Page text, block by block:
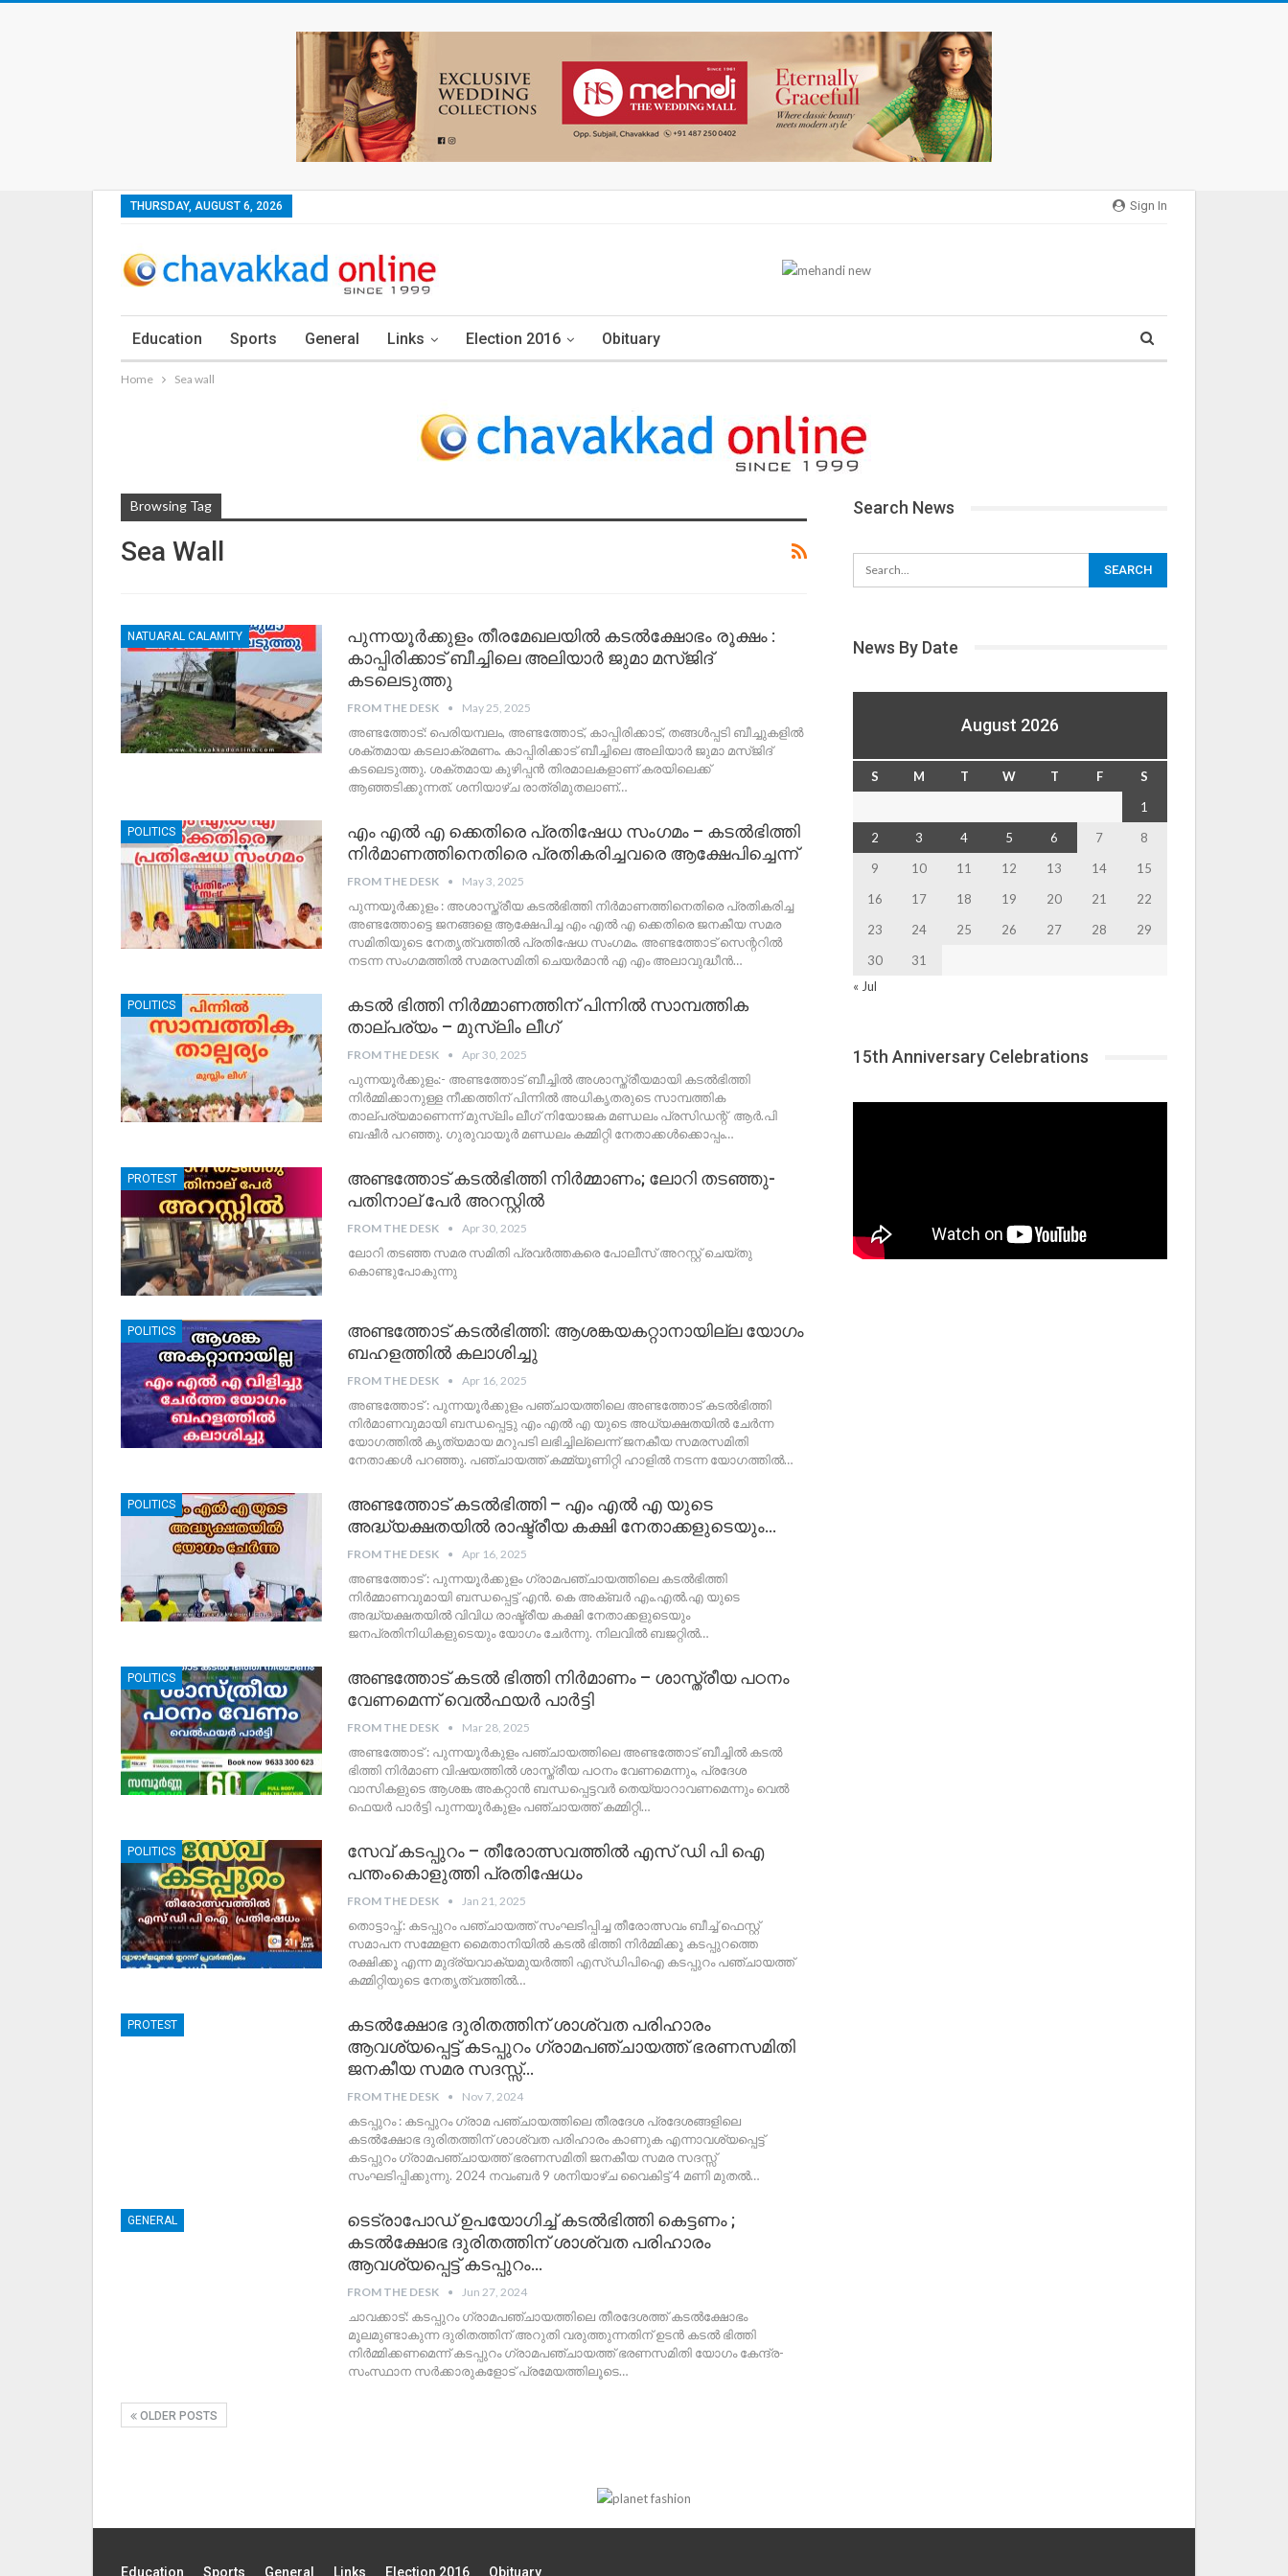
Sign In
THURSDAY, AUGUST 6, 2026
Education Sports General Links Election 2016 Obituary
Home Sea wall
Browsing Tag
Sea Wall
NATUARAL CALAMITY
പുന്നയൂർക്കുളം തീരമേഖലയിൽ കടൽക്ഷോഭം രൂക്ഷം :
കാപ്പിരിക്കാട് ബീച്ചിലെ അലിയാർ ജുമാ മസ്ജിദ്
കടലെടുത്തു
FROM THE DESK May 25, 2025
അണ്ടത്തോട്: പെരിയമ്പലം, അണ്ടത്തോട്, കാപ്പിരിക്കാട്, തങ്ങൾപ്പടി ബീച്ചുകളിൽ
ശക്തമായ കടലാക്രമണം. കാപ്പിരിക്കാട് ബീച്ചിലെ അലിയാർ ജുമാ മസ്ജിദ്
കടലെടുത്തു. ശക്തമായ കുഴിപ്പൻ തിരമാലകളാണ് കരയിലെക്ക്
ആഞ്ഞടിക്കുന്നത്. ശനിയാഴ്ച രാത്രിമുതലാണ്…
POLITICS
എം എൽ എ ക്കെതിരെ പ്രതിഷേധ സംഗമം – കടൽഭിത്തി
നിർമാണത്തിനെതിരെ പ്രതികരിച്ചവരെ ആക്ഷേപിച്ചെന്ന്
FROM THE DESK May 3, 2025
പുന്നയൂർക്കുളം : അശാസ്ത്രീയ കടൽഭിത്തി നിർമാണത്തിനെതിരെ പ്രതികരിച്ച
അണ്ടത്തോട്ടെ ജനങ്ങളെ ആക്ഷേപിച്ച എം എൽ എ ക്കെതിരെ ജനകീയ സമര
സമിതിയുടെ നേതൃത്വത്തിൽ പ്രതിഷേധ സംഗമം. അണ്ടത്തോട് സെന്ററിൽ
നടന്ന സംഗമത്തിൽ സമരസമിതി ചെയർമാൻ എ എം അലാവുദ്ധീൻ…
POLITICS
കടൽ ഭിത്തി നിർമ്മാണത്തിന് പിന്നിൽ സാമ്പത്തിക
താല്പര്യം – മുസ്ലിം ലീഗ്
FROM THE DESK Apr 30, 2025
പുന്നയൂർക്കുളം:- അണ്ടത്തോട് ബീച്ചിൽ അശാസ്ത്രീയമായി കടൽഭിത്തി
നിർമ്മിക്കാനുള്ള നീക്കത്തിന് പിന്നിൽ അധികൃതരുടെ സാമ്പത്തിക
താല്പര്യമാണെന്ന് മുസ്ലിം ലീഗ് നിയോജക മണ്ഡലം പ്രസിഡന്റ് ആർ.പി
ബഷീർ പറഞ്ഞു. ഗുരുവായൂർ മണ്ഡലം കമ്മിറ്റി നേതാക്കൾക്കൊപ്പം…
PROTEST
അണ്ടത്തോട് കടൽഭിത്തി നിർമ്മാണം; ലോറി തടഞ്ഞു-
പതിനാല് പേർ അറസ്റ്റിൽ
FROM THE DESK Apr 30, 2025
ലോറി തടഞ്ഞ സമര സമിതി പ്രവർത്തകരെ പോലീസ് അറസ്റ്റ് ചെയ്തു
കൊണ്ടുപോകുന്നു
POLITICS
അണ്ടത്തോട് കടൽഭിത്തി: ആശങ്കയകറ്റാനായില്ല യോഗം
ബഹളത്തിൽ കലാശിച്ചു
FROM THE DESK Apr 16, 2025
അണ്ടത്തോട് : പുന്നയൂർക്കുളം പഞ്ചായത്തിലെ അണ്ടത്തോട് കടൽഭിത്തി
നിർമാണവുമായി ബന്ധപ്പെട്ടു എം എൽ എ യുടെ അധ്യക്ഷതയിൽ ചേർന്ന
യോഗത്തിൽ കൃത്യമായ മറുപടി ലഭിച്ചില്ലെന്ന് ജനകീയ സമരസമിതി
നേതാക്കൾ പറഞ്ഞു. പഞ്ചായത്ത് കമ്മ്യൂണിറ്റി ഹാളിൽ നടന്ന യോഗത്തിൽ…
POLITICS
അണ്ടത്തോട് കടൽഭിത്തി – എം എല്‍ എ യുടെ
അദ്ധ്യക്ഷതയില്‍ രാഷ്ട്രീയ കക്ഷി നേതാക്കളുടെയും…
FROM THE DESK Apr 16, 2025
അണ്ടത്തോട് : പുന്നയൂര്‍ക്കുളം ഗ്രാമപഞ്ചായത്തിലെ കടല്‍ഭിത്തി
നിര്‍മ്മാണവുമായി ബന്ധപ്പെട്ട് എന്‍. കെ അക്ബർ എം.എല്‍.എ യുടെ
അദ്ധ്യക്ഷതയില്‍ വിവിധ രാഷ്ട്രീയ കക്ഷി നേതാക്കളുടെയും
ജനപ്രതിനിധികളുടെയും യോഗം ചേര്‍ന്നു. നിലവില്‍ ബജറ്റില്‍…
POLITICS
അണ്ടത്തോട് കടൽ ഭിത്തി നിർമാണം – ശാസ്ത്രീയ പഠനം
വേണമെന്ന് വെൽഫയർ പാർട്ടി
FROM THE DESK Mar 28, 2025
അണ്ടത്തോട് : പുന്നയൂർകുളം പഞ്ചായത്തിലെ അണ്ടത്തോട് ബീച്ചിൽ കടൽ
ഭിത്തി നിർമാണ വിഷയത്തിൽ ശാസ്ത്രീയ പഠനം വേണമെന്നും, പ്രദേശ
വാസികളുടെ ആശങ്ക അകറ്റാൻ ബന്ധപ്പെട്ടവർ തെയ്യാറാവണമെന്നും വെൽ
ഫെയർ പാർട്ടി പുന്നയൂർകുളം പഞ്ചായത്ത്‌ കമ്മിറ്റി…
POLITICS
സേവ് കടപ്പുറം – തീരോത്സവത്തിൽ എസ് ഡി പി ഐ
പന്തംകൊളുത്തി പ്രതിഷേധം
FROM THE DESK Jan 21, 2025
തൊട്ടാപ്പ്,: കടപ്പുറം പഞ്ചായത്ത് സംഘടിപ്പിച്ച തീരോത്സവം ബീച്ച് ഫെസ്റ്റ്
സമാപന സമ്മേളന മൈതാനിയിൽ കടൽ ഭിത്തി നിർമ്മിക്കൂ കടപ്പുറത്തെ
രക്ഷിക്കൂ എന്ന മുദ്ര്യവാക്യമുയർത്തി എസ്ഡിപിഐ കടപ്പുറം പഞ്ചായത്ത്
കമ്മിറ്റിയുടെ നേതൃത്വത്തിൽ…
PROTEST
കടൽക്ഷോഭ ദുരിതത്തിന് ശാശ്വത പരിഹാരം
ആവശ്യപ്പെട്ട് കടപ്പുറം ഗ്രാമപഞ്ചായത്ത് ഭരണസമിതി
ജനകീയ സമര സദസ്സ്…
FROM THE DESK Nov 7, 2024
കടപ്പുറം : കടപ്പുറം ഗ്രാമ പഞ്ചായത്തിലെ തീരദേശ പ്രദേശങ്ങളിലെ
കടൽക്ഷോഭ ദുരിതത്തിന് ശാശ്വത പരിഹാരം കാണുക എന്നാവശ്യപ്പെട്ട്
കടപ്പുറം ഗ്രാമപഞ്ചായത്ത് ഭരണസമിതി ജനകീയ സമര സദസ്സ്
സംഘടിപ്പിക്കുന്നു. 2024 നവംബർ 9 ശനിയാഴ്ച വൈകിട്ട് 4 മണി മുതൽ…
GENERAL
ടെട്രാപോഡ് ഉപയോഗിച്ച് കടൽഭിത്തി കെട്ടണം ;
കടൽക്ഷോഭ ദുരിതത്തിന് ശാശ്വത പരിഹാരം
ആവശ്യപ്പെട്ട് കടപ്പുറം…
FROM THE DESK Jun 27, 2024
ചാവക്കാട്: കടപ്പുറം ഗ്രാമപഞ്ചായത്തിലെ തീരദേശത്ത് കടൽക്ഷോഭം
മൂലമുണ്ടാകുന്ന ദുരിതത്തിന് അറുതി വരുത്തുന്നതിന് ഉടൻ കടൽ ഭിത്തി
നിർമ്മിക്കണമെന്ന് കടപ്പുറം ഗ്രാമപഞ്ചായത്ത് ഭരണസമിതി യോഗം കേന്ദ്ര-
സംസ്ഥാന സർക്കാരുകളോട് പ്രമേയത്തിലൂടെ…
OLDER POSTS
Search News
News By Date
August 2026
S M T W T F
S
1
2
3 4 5 6 7
8
9
10 11 12 13 14
15
16
17 18 19 20 21
22
23
24 25 26 27 28
29
30
31
« Jul
15th Anniversary Celebrations
Education Sports General Links Election 2016 Obituary